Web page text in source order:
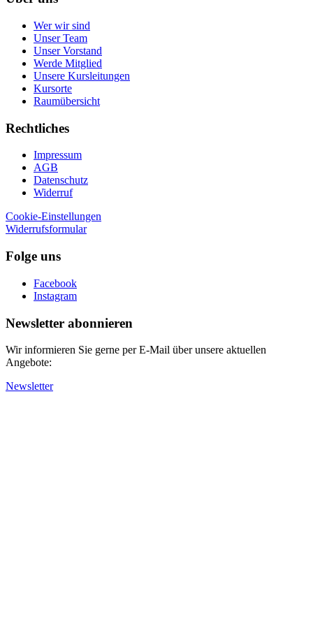
Wer wir sind
Unser Team
Unser Vorstand
Werde Mitglied
Unsere Kursleitungen
Kursorte
Raumübersicht
Rechtliches
Impressum
AGB
Datenschutz
Widerruf
Cookie-Einstellungen
Widerrufsformular
Folge uns
Facebook
Instagram
Newsletter abonnieren
Wir informieren Sie gerne per E-Mail über unsere aktuellen
Angebote:
Newsletter